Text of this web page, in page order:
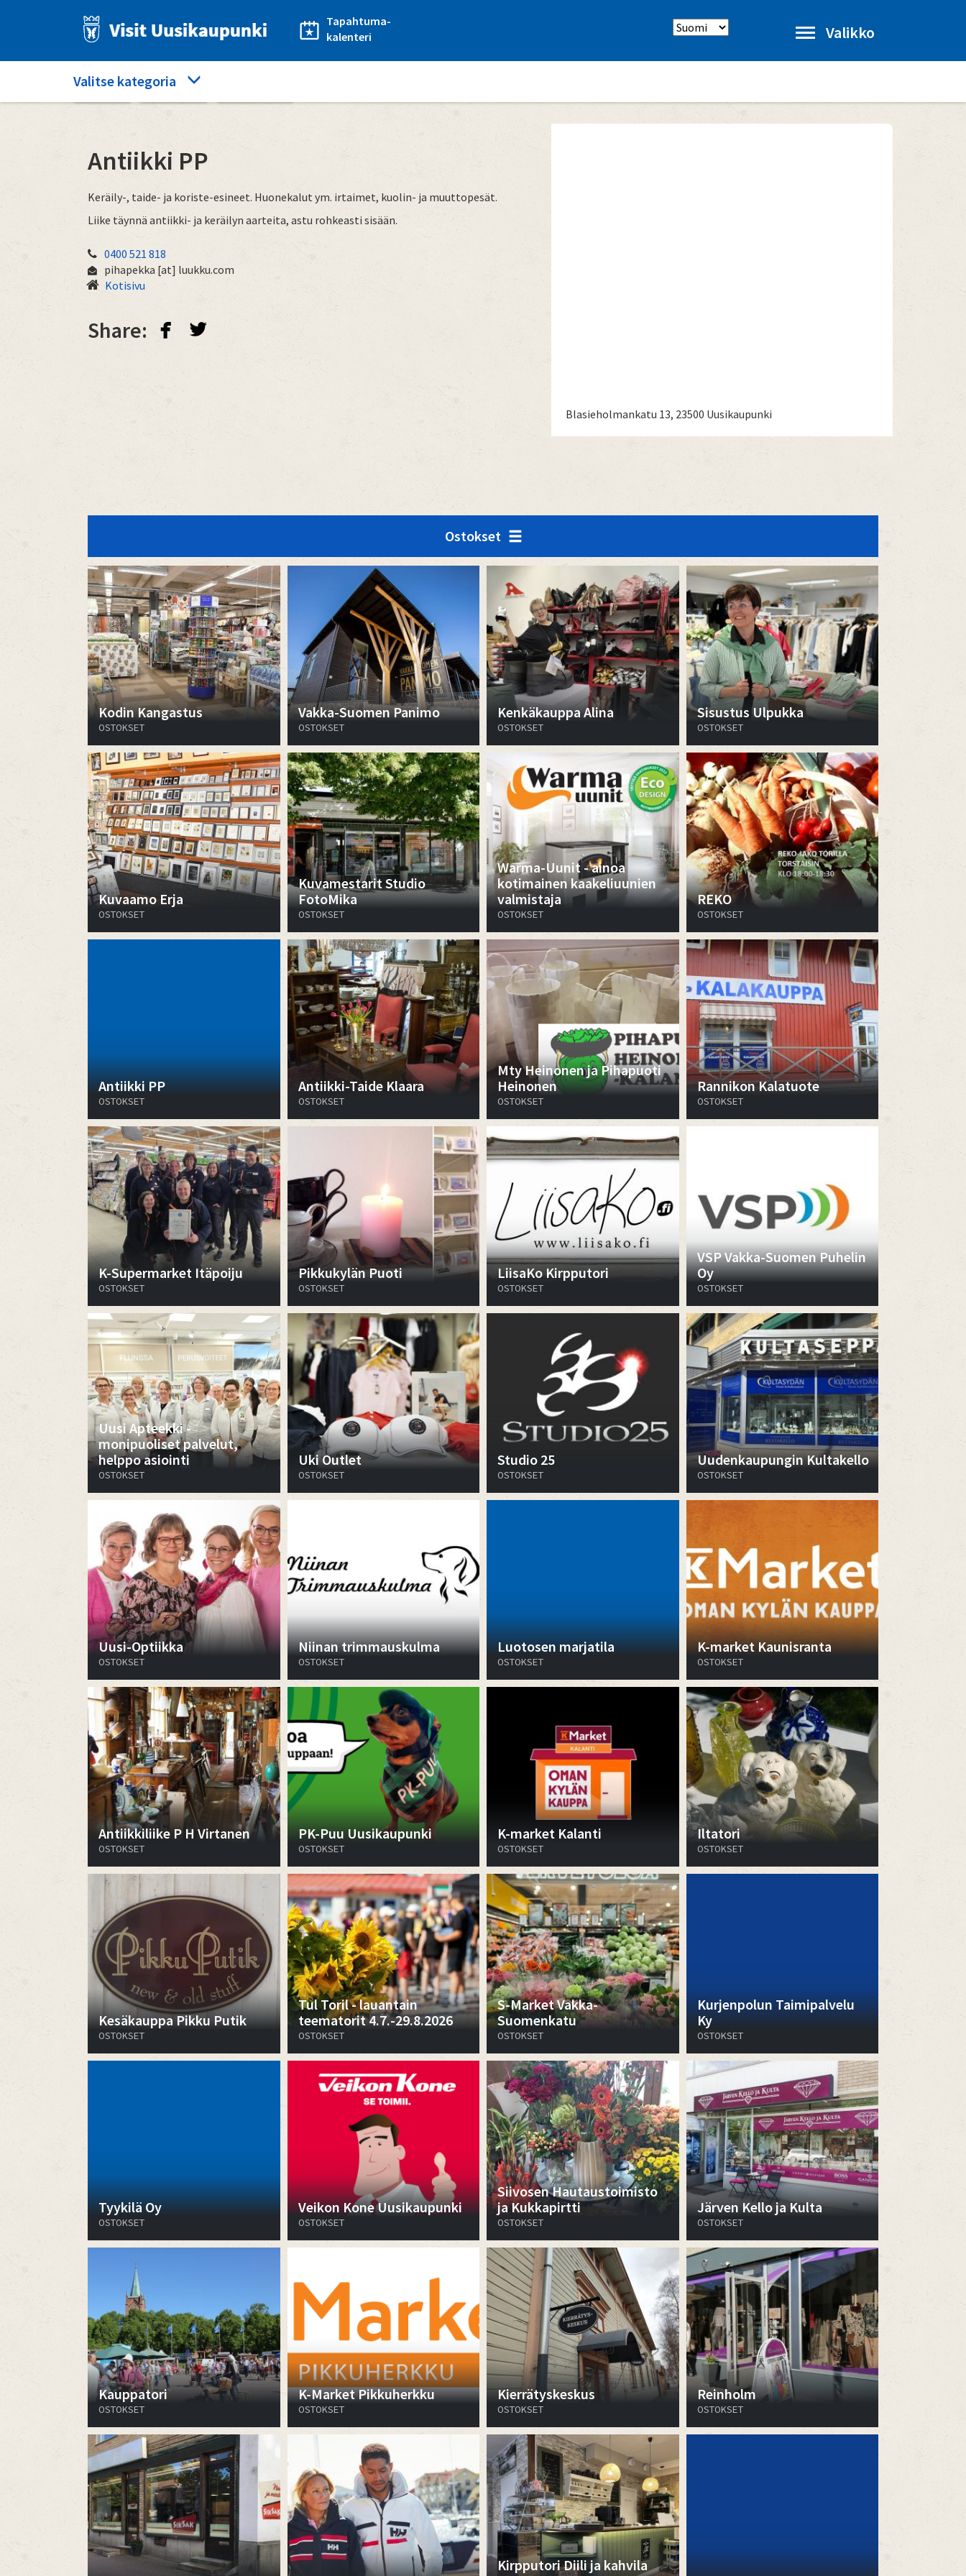
Tapahtuma-
kalenteri
Select
Valikko
Category
menu
Valitse kategoria
Etusivu Ostokset
Antiikki PP
Keräily-, taide- ja koriste-esineet. Huonekalut ym. irtaimet, kuolin- ja muuttopesät.
Liike täynnä antiikki- ja keräilyn aarteita, astu rohkeasti sisään.
0400 521 818
pihapekka [at] luukku.com
Kotisivu
Share: facebook twitterbird
Blasieholmankatu 13, 23500 Uusikaupunki
Ostokset
Kodin Kangastus
OSTOKSET
Vakka-Suomen Panimo
OSTOKSET
Kenkäkauppa Alina
OSTOKSET
Sisustus Ulpukka
OSTOKSET
Kuvaamo Erja
OSTOKSET
Kuvamestarit Studio
FotoMika
OSTOKSET
Warma-Uunit - ainoa
kotimainen kaakeliuunien
valmistaja
OSTOKSET
REKO
OSTOKSET
Antiikki PP
OSTOKSET
Antiikki-Taide Klaara
OSTOKSET
Mty Heinonen ja Pihapuoti
Heinonen
OSTOKSET
Rannikon Kalatuote
OSTOKSET
K-Supermarket Itäpoiju
OSTOKSET
Pikkukylän Puoti
OSTOKSET
LiisaKo Kirpputori
OSTOKSET
VSP Vakka-Suomen Puhelin
Oy
OSTOKSET
Uusi Apteekki -
monipuoliset palvelut,
helppo asiointi
OSTOKSET
Uki Outlet
OSTOKSET
Studio 25
OSTOKSET
Uudenkaupungin Kultakello
OSTOKSET
Uusi-Optiikka
OSTOKSET
Niinan trimmauskulma
OSTOKSET
Luotosen marjatila
OSTOKSET
K-market Kaunisranta
OSTOKSET
Antiikkiliike P H Virtanen
OSTOKSET
PK-Puu Uusikaupunki
OSTOKSET
K-market Kalanti
OSTOKSET
Iltatori
OSTOKSET
Kesäkauppa Pikku Putik
OSTOKSET
Tul Toril - lauantain
teematorit 4.7.-29.8.2026
OSTOKSET
S-Market Vakka-
Suomenkatu
OSTOKSET
Kurjenpolun Taimipalvelu
Ky
OSTOKSET
Tyykilä Oy
OSTOKSET
Veikon Kone Uusikaupunki
OSTOKSET
​​​​​​​Siivosen Hautaustoimisto
ja Kukkapirtti
OSTOKSET
Järven Kello ja Kulta
OSTOKSET
Kauppatori
OSTOKSET
K-Market Pikkuherkku
OSTOKSET
Kierrätyskeskus
OSTOKSET
Reinholm
OSTOKSET
Kirpputori Diili ja kahvila